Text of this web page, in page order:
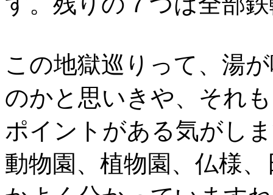
この地獄巡りって、湯
のかと思いきや、それ
ポイントがある気がし
動物園、植物園、仏様